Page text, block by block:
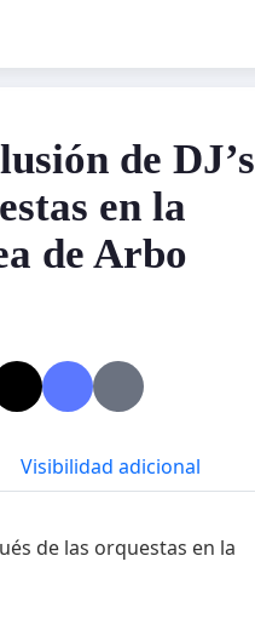
de DJ’s
en la
de Arbo
Visibilidad adicional
de las orquestas en la